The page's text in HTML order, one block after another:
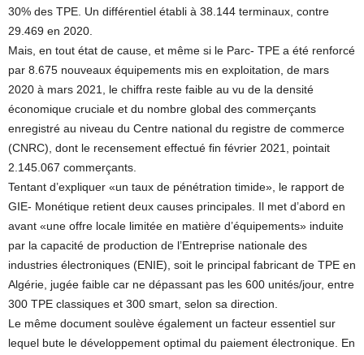
30% des TPE. Un différentiel établi à 38.144 terminaux, contre
29.469 en 2020.
Mais, en tout état de cause, et même si le Parc- TPE a été renforcé
par 8.675 nouveaux équipements mis en exploitation, de mars
2020 à mars 2021, le chiffra reste faible au vu de la densité
économique cruciale et du nombre global des commerçants
enregistré au niveau du Centre national du registre de commerce
(CNRC), dont le recensement effectué fin février 2021, pointait
2.145.067 commerçants.
Tentant d’expliquer «un taux de pénétration timide», le rapport de
GIE- Monétique retient deux causes principales. Il met d’abord en
avant «une offre locale limitée en matière d’équipements» induite
par la capacité de production de l’Entreprise nationale des
industries électroniques (ENIE), soit le principal fabricant de TPE en
Algérie, jugée faible car ne dépassant pas les 600 unités/jour, entre
300 TPE classiques et 300 smart, selon sa direction.
Le même document soulève également un facteur essentiel sur
lequel bute le développement optimal du paiement électronique. En